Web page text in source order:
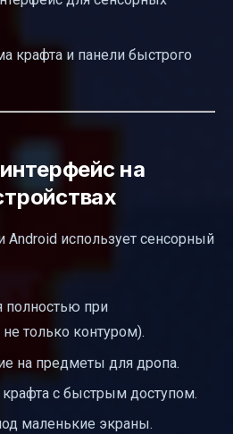
крафта и панели быстрого
на
Android использует сенсорный
полностью при
только контуром).
на предметы для дропа.
с быстрым доступом.
маленькие экраны.